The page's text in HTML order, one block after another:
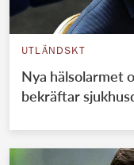
UTLÄNDSKT
Nya hälsolarmet
bekräftar